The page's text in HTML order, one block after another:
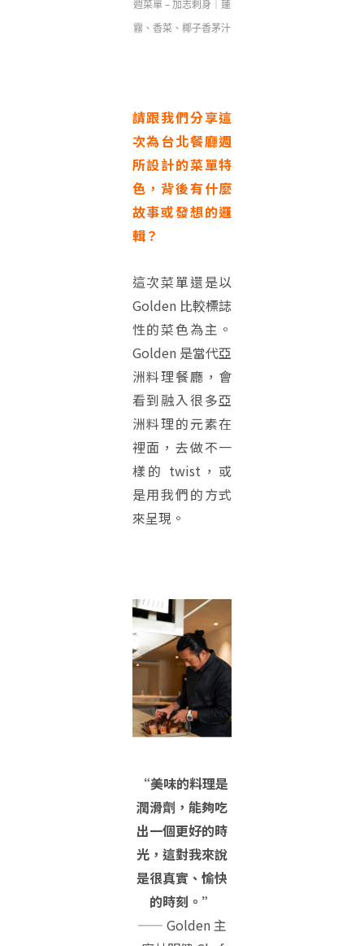
週菜單 – 加志刺身｜蓮
霧、香菜、椰子香茅汁
請跟我們分享這
次為台北餐廳週
所設計的菜單特
色，背後有什麼
故事或發想的邏
輯？
這次菜單還是以
Golden 比較標誌
性的菜色為主。
Golden 是當代亞
洲料理餐廳，會
看到融入很多亞
洲料理的元素在
裡面，去做不一
樣的 twist，或
是用我們的方式
來呈現。
“美味的料理是
潤滑劑，能夠吃
出一個更好的時
光，這對我來說
是很真實、愉快
的時刻。”
—— Golden 主